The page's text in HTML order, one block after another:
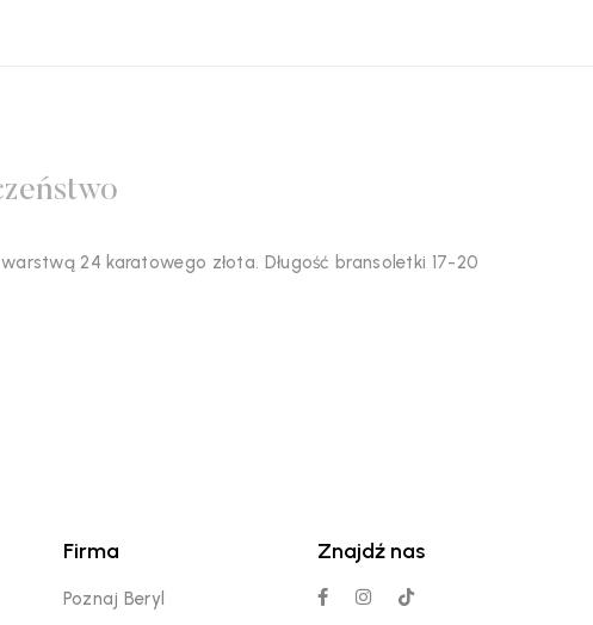
24 karatowego złota. Długość bransoletki 17-20
Firma
Poznaj Beryl
Znajdź nas